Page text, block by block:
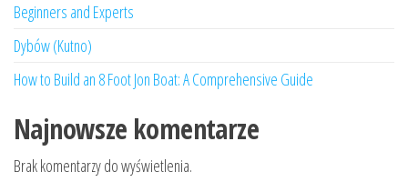
Beginners and Experts
Dybów (Kutno)
How to Build an 8 Foot Jon Boat: A Comprehensive Guide
Najnowsze komentarze
Brak komentarzy do wyświetlenia.